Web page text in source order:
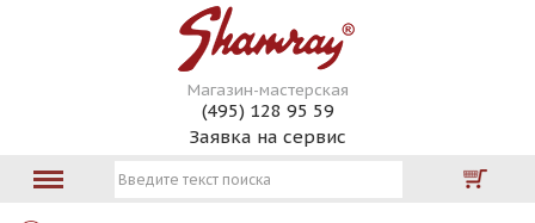
Магазин-мастерская
(495) 128 95 59
Заявка на сервис